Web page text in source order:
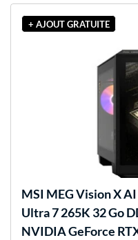
+ AJOUT GRATUITE
MSI MEG Vision X
Ultra 7 265K 32 Go
NVIDIA GeForce